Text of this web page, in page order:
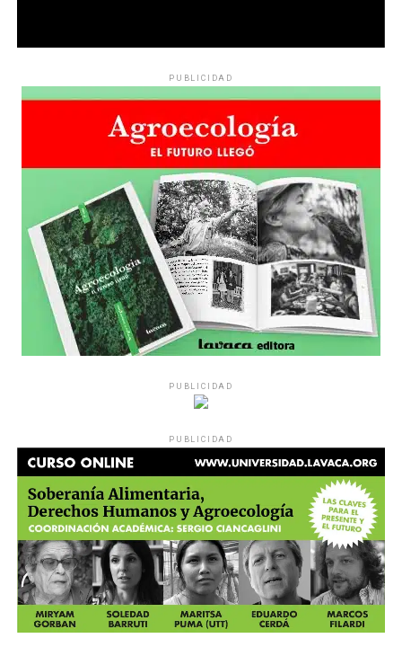
PUBLICIDAD
PUBLICIDAD
PUBLICIDAD